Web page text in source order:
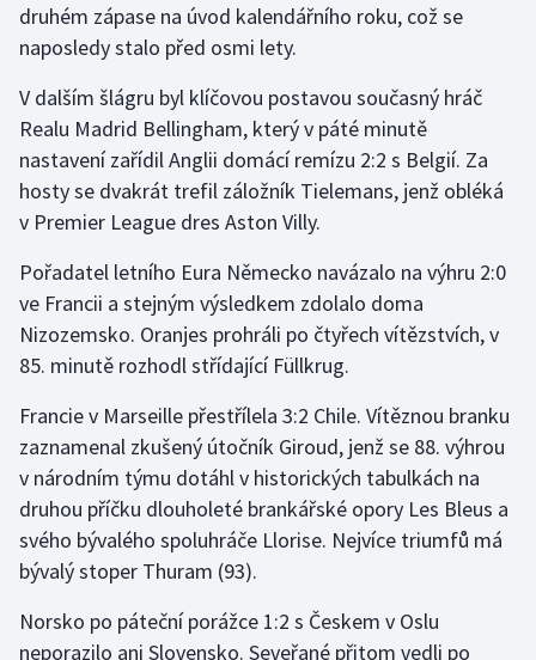
druhém zápase na úvod kalendářního roku, což se
naposledy stalo před osmi lety.
V dalším šlágru byl klíčovou postavou současný hráč
Realu Madrid Bellingham, který v páté minutě
nastavení zařídil Anglii domácí remízu 2:2 s Belgií. Za
hosty se dvakrát trefil záložník Tielemans, jenž obléká
v Premier League dres Aston Villy.
Pořadatel letního Eura Německo navázalo na výhru 2:0
ve Francii a stejným výsledkem zdolalo doma
Nizozemsko. Oranjes prohráli po čtyřech vítězstvích, v
85. minutě rozhodl střídající Füllkrug.
Francie v Marseille přestřílela 3:2 Chile. Vítěznou branku
zaznamenal zkušený útočník Giroud, jenž se 88. výhrou
v národním týmu dotáhl v historických tabulkách na
druhou příčku dlouholeté brankářské opory Les Bleus a
svého bývalého spoluhráče Llorise. Nejvíce triumfů má
bývalý stoper Thuram (93).
Norsko po páteční porážce 1:2 s Českem v Oslu
neporazilo ani Slovensko. Seveřané přitom vedli po